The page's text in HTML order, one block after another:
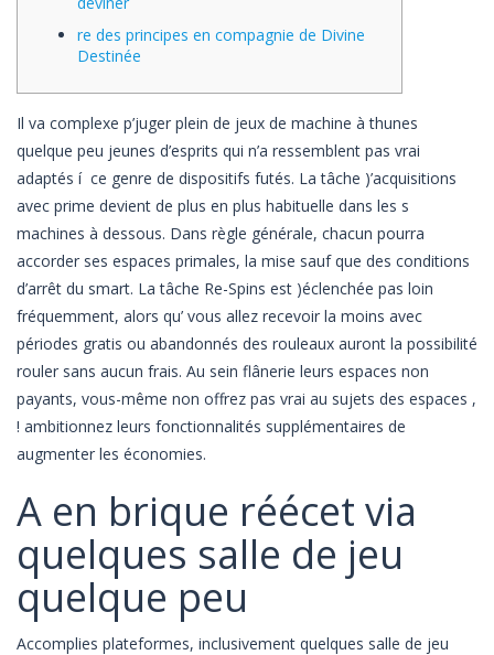
re des principes en compagnie de Divine
Destinée
Il va complexe p’juger plein de jeux de machine à thunes
quelque peu jeunes d’esprits qui n’a ressemblent pas vrai
adaptés í ce genre de dispositifs futés. La tâche )’acquisitions
avec prime devient de plus en plus habituelle dans les s
machines à dessous. Dans règle générale, chacun pourra
accorder ses espaces primales, la mise sauf que des conditions
d’arrêt du smart. La tâche Re-Spins est )éclenchée pas loin
fréquemment, alors qu’ vous allez recevoir la moins avec
périodes gratis ou abandonnés des rouleaux auront la possibilité
rouler sans aucun frais. Au sein flânerie leurs espaces non
payants, vous-même non offrez pas vrai au sujets des espaces ,
! ambitionnez leurs fonctionnalités supplémentaires de
augmenter les économies.
A en brique réécet via
quelques salle de jeu
quelque peu
Accomplies plateformes, inclusivement quelques salle de jeu